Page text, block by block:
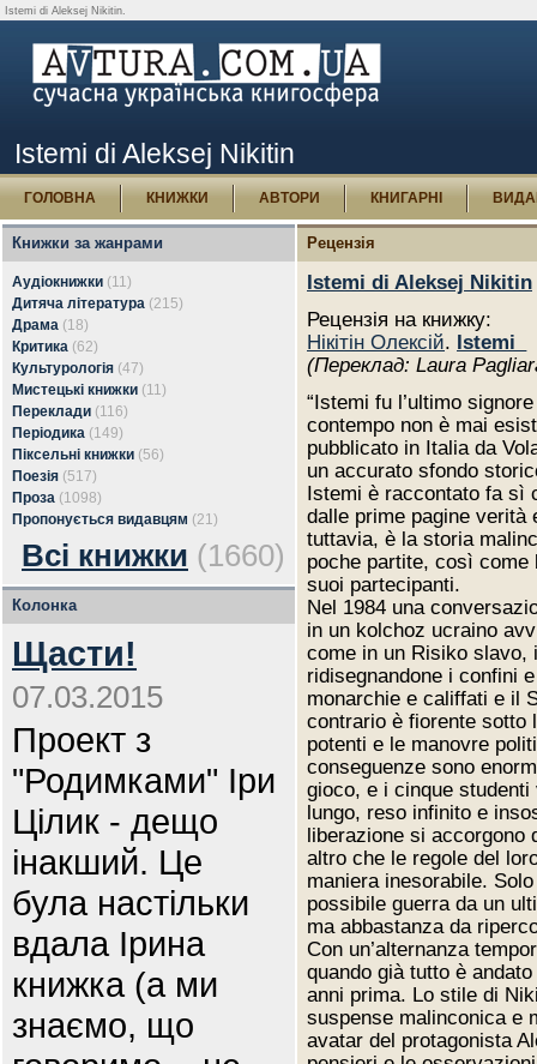
Istemi di Aleksej Nikitin.
Istemi di Aleksej Nikitin
ГОЛОВНА КНИЖКИ АВТОРИ КНИГАРНІ
Книжки за жанрами
Аудіокнижки (11)
Дитяча література (215)
Драма (18)
Критика (62)
Культурологія (47)
Мистецькі книжки (11)
Переклади (116)
Періодика (149)
Піксельні книжки (56)
Поезія (517)
Проза (1098)
Пропонується видавцям (21)
Всі книжки (1660)
Колонка
Щасти!
07.03.2015
Проект з
"Родимками" Іри
Цілик - дещо
інакший. Це
була настільки
вдала Ірина
книжка (а ми
знаємо, що
Рецензія
Istemi di Aleksej Nikitin
Рецензія на книжку:
Нікітін Олексій. Istemi_
(Переклад: Laura
“Istemi fu l’ultimo
contempo non è mai
pubblicato in Italia da
un accurato sfondo
Istemi è raccontato fa sì
dalle prime pagine verità
tuttavia, è la storia
poche partite, così
suoi partecipanti.
Nel 1984 una
in un kolchoz ucraino
come in un Risiko slavo,
ridisegnandone i confini
monarchie e califfati e il
contrario è fiorente sotto
potenti e le manovre
conseguenze sono
gioco, e i cinque
lungo, reso infinito e
liberazione si accorgono
altro che le regole del
maniera inesorabile.
possibile guerra da un
ma abbastanza da
Con un’alternanza
quando già tutto è
anni prima. Lo stile di
suspense malinconica e
avatar del protagonista